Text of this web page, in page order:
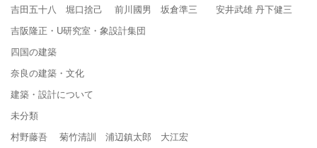
吉田五十八 堀口捨己 前川國男 坂倉準三 安井武雄 丹下健三
吉阪隆正・U研究室・象設計集団
四国の建築
奈良の建築・文化
建築・設計について
未分類
村野藤吾 菊竹清訓 浦辺鎮太郎 大江宏